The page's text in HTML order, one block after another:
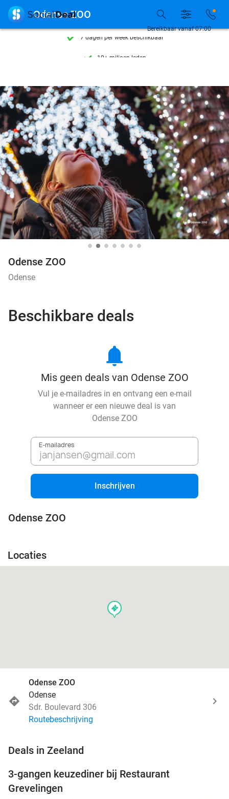
7 dagen per week beschikbaar
7 dagen per week beschikbaar
10+ miljoen leden
Bereikbaar vanaf 07:00
 Odense ZOO
Odense ZOO
Odense
Beschikbare deals
notifications
Mis geen deals van Odense ZOO
Vul je e-mailadres in en ontvang een e-mail
wanneer er een nieuwe deal is van
Odense ZOO
E-mailadres
Inschrijven
Odense ZOO
Locaties
events
Odense ZOO
Odense
Sdr. Boulevard 306
Routebeschrijving
Deals in Zeeland
3-gangen keuzediner bij Restaurant
Grevelingen